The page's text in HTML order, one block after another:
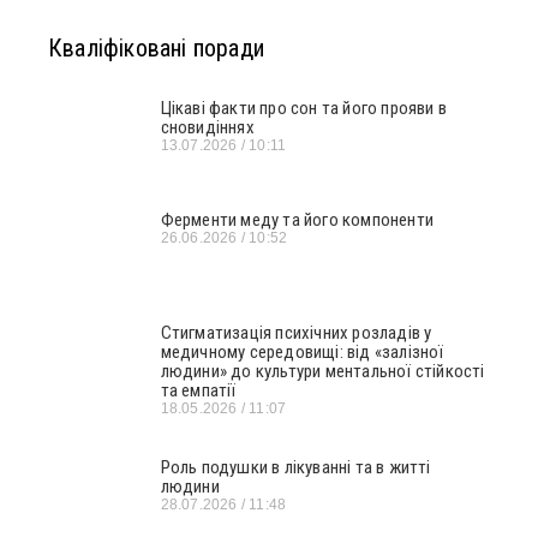
Кваліфіковані поради
Цікаві факти про сон та його прояви в
сновидіннях
13.07.2026 10:11
Ферменти меду та його компоненти
26.06.2026 10:52
Стигматизація психічних розладів у
медичному середовищі: від «залізної
людини» до культури ментальної стійкості
та емпатії
18.05.2026 11:07
Роль подушки в лікуванні та в житті
людини
28.07.2026 11:48